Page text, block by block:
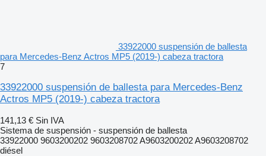
33922000 suspensión de ballesta
para Mercedes-Benz Actros MP5 (2019-) cabeza tractora
7
33922000 suspensión de ballesta para Mercedes-Benz
Actros MP5 (2019-) cabeza tractora
141,13 € Sin IVA
Sistema de suspensión - suspensión de ballesta
33922000 9603200202 9603208702 A9603200202 A9603208702
diésel